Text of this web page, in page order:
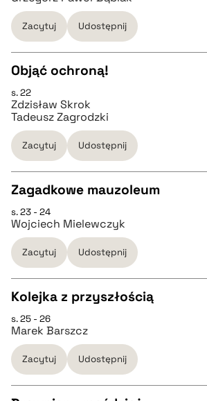
pobierz cytat
pobierz cytat
BIBTEX
pobierz cytat
Zacytuj Udostępnij
CZYSTY TEKST
pobierz cytat
pobierz cytat
Objąć ochroną!
s. 22
Zdzisław Skrok
Tadeusz Zagrodzki
Zacytuj Udostępnij
CZYSTY TEKST
pobierz cytat
BIBTEX
pobierz cytat
Zagadkowe mauzoleum
s. 23 - 24
Wojciech Mielewczyk
Zacytuj Udostępnij
CZYSTY TEKST
pobierz cytat
Kolejka z przyszłością
s. 25 - 26
Marek Barszcz
Zacytuj Udostępnij